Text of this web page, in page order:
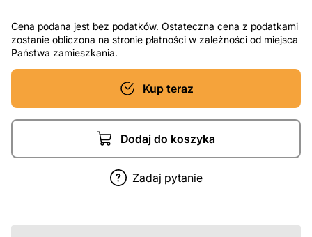
Cena podana jest bez podatków. Ostateczna cena z podatkami
zostanie obliczona na stronie płatności w zależności od miejsca
Państwa zamieszkania.
Kup teraz
Dodaj do koszyka
Zadaj pytanie